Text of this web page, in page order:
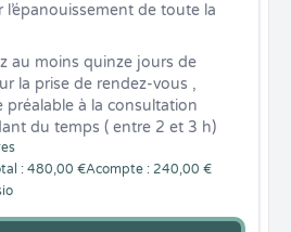
: 480,00 €Acompte : 240,00 €
au moins quinze jours de
la prise de rendez-vous ,
préalable à la consultation
du temps ( entre 2 et 3 h)
l’épanouissement de toute la